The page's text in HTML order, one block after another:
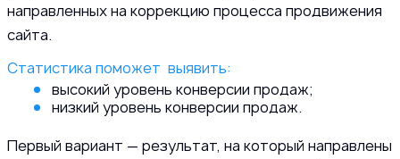
направленных на коррекцию процесса продвижения
сайта.
Статистика поможет выявить:
высокий уровень конверсии продаж;
низкий уровень конверсии продаж.
Первый вариант — результат, на который направлены